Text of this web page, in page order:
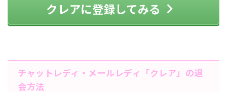
クレアに登録してみる
チャットレディ・メールレディ「クレア」の退
会方法